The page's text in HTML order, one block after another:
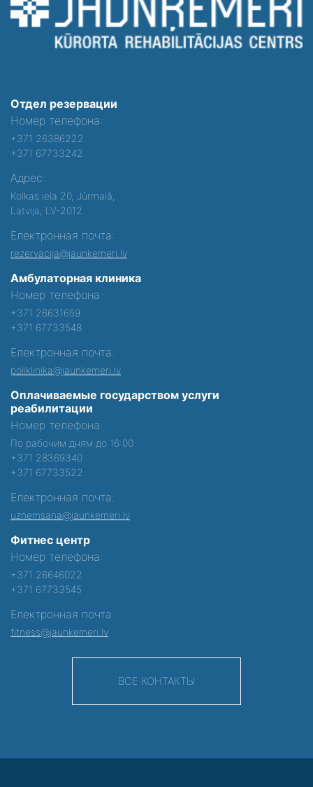
Отдел резервации
Номер телефона:
+371 26386222
+371 67733242
Адрес:
Kolkas iela 20, Jūrmalā,
Latvija, LV-2012
Електронная почта:
rezervacija@jaunkemeri.lv
Амбулаторная клиника
Номер телефона:
+371 26631659
+371 67733548
Електронная почта:
poliklinika@jaunkemeri.lv
Оплачиваемые государством услуги
реабилитации
Номер телефона:
По рабочим дням до 16:00
+371 28369340
+371 67733522
Електронная почта:
uznemsana@jaunkemeri.lv
Фитнес центр
Номер телефона:
+371 26646022
+371 67733545
Електронная почта:
fitness@jaunkemeri.lv
ВСЕ КОНТАКТЫ